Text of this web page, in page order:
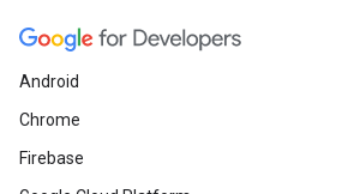
Android
Chrome
Firebase